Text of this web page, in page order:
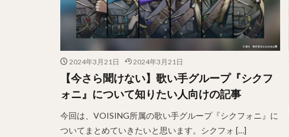
2024年3月21日 2024年3月21日
【今さら聞けない】歌い手グループ『シクフ
ォニ』について知りたい人向けの記事
今回は、VOISING所属の歌い手グループ『シクフォニ』に
ついてまとめていきたいと思います。シクフォ […]